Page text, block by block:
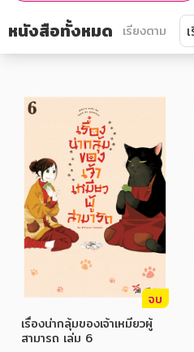
หมวดหมู่หนังสือ
หนังสือทั้งหมด เรียงตาม
จบ
เรื่องน่ากลุ้มของเจ้าเหมียวผู้
สามารถ เล่ม 6